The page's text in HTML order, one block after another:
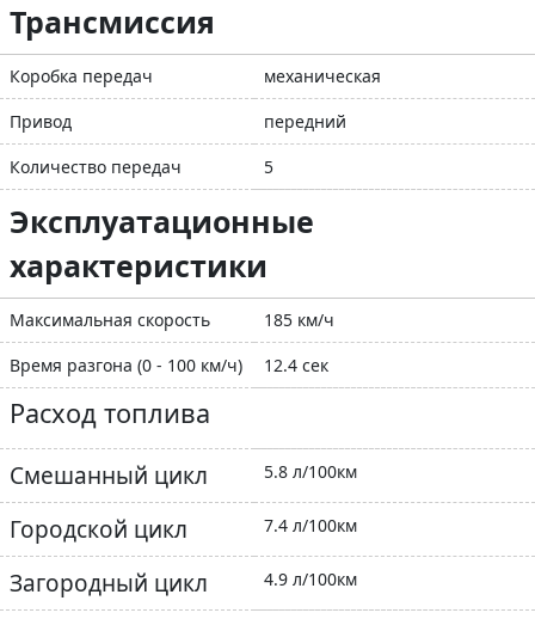
Трансмиссия
Коробка передач
механическая
Привод
передний
Количество передач
5
Эксплуатационные
характеристики
Максимальная скорость
185 км/ч
Время разгона (0 - 100 км/ч)
12.4 сек
Расход топлива
Смешанный цикл 5.8 л/100км
Городской цикл 7.4 л/100км
Загородный цикл 4.9 л/100км